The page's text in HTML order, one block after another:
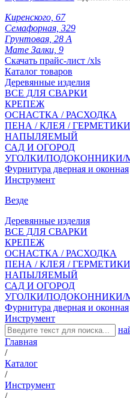
Киренского, 67
Семафорная, 329
Грунтовая, 28 А
Мате Залки, 9
Скачать прайс-лист /xls
Каталог товаров
Деревянные изделия
ВСЕ ДЛЯ СВАРКИ
КРЕПЕЖ
ОСНАСТКА / РАСХОДКА
ПЕНА / КЛЕЯ /
НАПЫЛЯЕМЫЙ
САД И ОГОРОД
УГОЛКИ/ПОДОКОННИКИ/
Фурнитура дверная и оконная
Инструмент
Везде
Деревянные изделия
ВСЕ ДЛЯ СВАРКИ
КРЕПЕЖ
ОСНАСТКА / РАСХОДКА
ПЕНА / КЛЕЯ /
НАПЫЛЯЕМЫЙ
САД И ОГОРОД
УГОЛКИ/ПОДОКОННИКИ/
Фурнитура дверная и оконная
Инструмент
Главная
/
Каталог
/
Инструмент
/